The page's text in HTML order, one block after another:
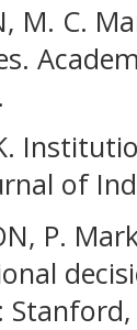
M. C.
of
P.
Stanford,